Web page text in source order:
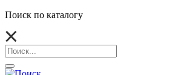
Поиск по каталогу